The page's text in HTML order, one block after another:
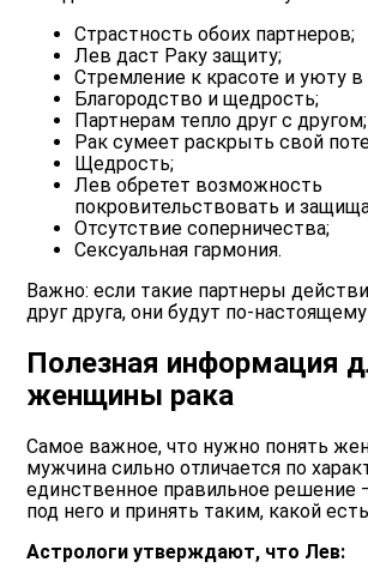
Страстность обоих партнеров;
Лев даст Раку защиту;
Стремление к красоте и уюту
Благородство и щедрость;
Партнерам тепло друг с другом;
Рак сумеет раскрыть свой
Щедрость;
Лев обретет возможность
покровительствовать и
Отсутствие соперничества;
Сексуальная гармония.
Важно: если такие партнеры
друг друга, они будут по-
Полезная информация
женщины рака
Самое важное, что нужно понять
мужчина сильно отличается по
единственное правильное решение
под него и принять таким, какой
Астрологи утверждают, что Лев: